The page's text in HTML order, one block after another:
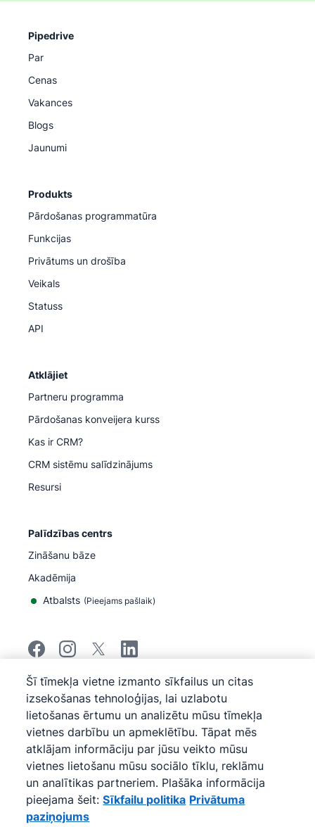
Pipedrive
Par
Cenas
Vakances
Blogs
Jaunumi
Produkts
Pārdošanas programmatūra
Funkcijas
Privātums un drošība
Veikals
Statuss
API
Atklājiet
Partneru programma
Pārdošanas konveijera kurss
Kas ir CRM?
CRM sistēmu salīdzinājums
Resursi
Palīdzības centrs
Zināšanu bāze
Akadēmija
Atbalsts (Pieejams pašlaik)
© 2026Pipedrive
Pipedrive
Pakalpojumu sniegšanas noteikumi
Pipedrive
Privātuma paziņojums
Vietnes karte
Sīkfailu politika
Sīkfailu preferences
Pipedrive ir uz tīmekļa bāzes veidota pārdošanas CRM
programma.
Šī tīmekļa vietne izmanto sīkfailus un citas
izsekošanas tehnoloģijas, lai uzlabotu
lietošanas ērtumu un analizētu mūsu tīmekļa
vietnes darbību un apmeklētību. Tāpat mēs
atklājam informāciju par jūsu veikto mūsu
vietnes lietošanu mūsu sociālo tīklu, reklāmu
un analītikas partneriem. Plašāka informācija
pieejama šeit: Sīkfailu politika Privātuma
paziņojums